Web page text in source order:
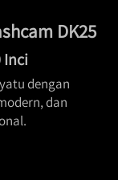
DK25
Inci
dengan
dan